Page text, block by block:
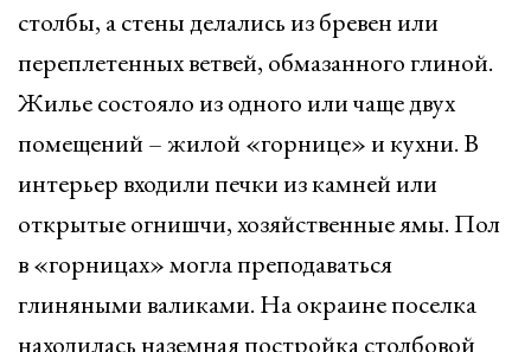
столбы, а стены делались из бревен или
переплетенных ветвей, обмазанного глиной.
Жилье состояло из одного или чаще двух
помещений – жилой «горнице» и кухни. В
интерьер входили печки из камней или
открытые огнишчи, хозяйственные ямы. Пол
в «горницах» могла преподаваться
глиняными валиками. На окраине поселка
находилась наземная постройка столбовой